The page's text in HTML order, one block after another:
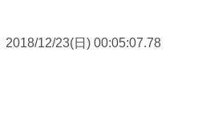
2018/12/23(日) 00:05:07.78